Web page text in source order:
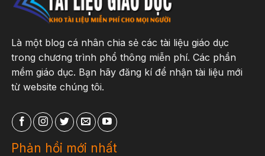
Là một blog cá nhân chia sẻ các tài liệu giáo dục
trong chương trình phổ thông miễn phí. Các phần
mềm giáo dục. Bạn hãy đăng kí để nhận tài liệu mới
từ website chúng tôi.
Phản hồi mới nhất